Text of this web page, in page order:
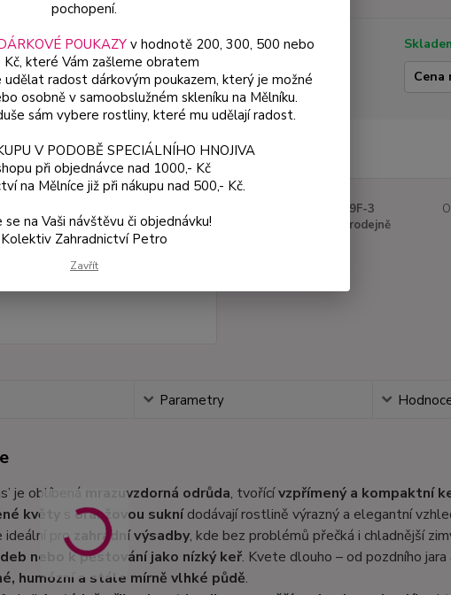
Dostupnost
Varianta
1009F-3
Cena na prodejně
Parametry
je oblíbená mrazuvzdorná odrůda, tvořícívzpřímený a kompaktní
květy oranžovou suknídodávají rostlině výrazný a elegantní
ideální pro
zahradní výsadby, kde bez problémů přečká i chladnější
nebo k pěstování jako nízký keř. Kvete dlouho – od pozdního
humózní a stále mírně vlhké půdě.
pochopení.
POUKAZYv hodnotě 200, 300, 500 nebo
Kč, které Vám zašleme obratem
udělat radost dárkovým poukazem, který je možné
osobně v samoobslužném skleníku na Mělníku.
sám vybere rostliny, které mu udělají radost.
V PODOBĚ SPECIÁLNÍHO HNOJIVA
při objednávce nad 1000,- Kč
na Mělníce již při nákupu nad 500,- Kč.
se na Vaši návštěvu či objednávku!
Kolektiv Zahradnictví Petro
Zavřít